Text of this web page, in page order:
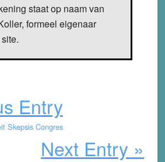
staat op naam van
formeel eigenaar
Entry
Skepsis Congres
Next Entry »